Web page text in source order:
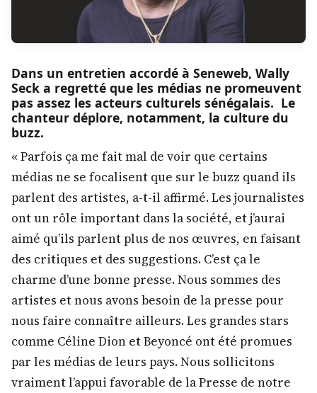
Dans un entretien accordé à Seneweb, Wally
Seck a regretté que les médias ne promeuvent
pas assez les acteurs culturels sénégalais. Le
chanteur déplore, notamment, la culture du
buzz.
« Parfois ça me fait mal de voir que certains
médias ne se focalisent que sur le buzz quand ils
parlent des artistes, a-t-il affirmé. Les journalistes
ont un rôle important dans la société, et j’aurai
aimé qu’ils parlent plus de nos œuvres, en faisant
des critiques et des suggestions. C’est ça le
charme d’une bonne presse. Nous sommes des
artistes et nous avons besoin de la presse pour
nous faire connaître ailleurs. Les grandes stars
comme Céline Dion et Beyoncé ont été promues
par les médias de leurs pays. Nous sollicitons
vraiment l’appui favorable de la Presse de notre